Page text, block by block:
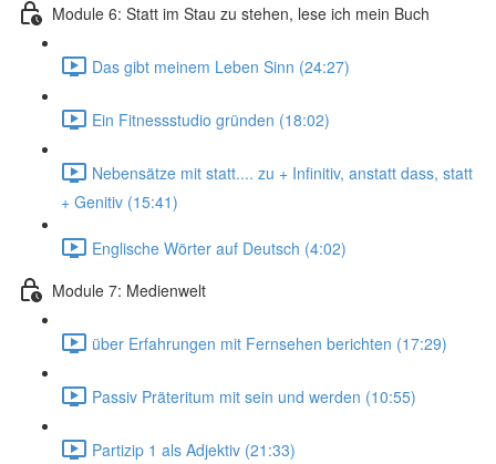
Module 6: Statt im Stau zu stehen, lese ich mein Buch
Das gibt meinem Leben Sinn (24:27)
Ein Fitnessstudio gründen (18:02)
Nebensätze mit statt.... zu + Infinitiv, anstatt dass, statt
+ Genitiv (15:41)
Englische Wörter auf Deutsch (4:02)
Module 7: Medienwelt
über Erfahrungen mit Fernsehen berichten (17:29)
Passiv Präteritum mit sein und werden (10:55)
Partizip 1 als Adjektiv (21:33)